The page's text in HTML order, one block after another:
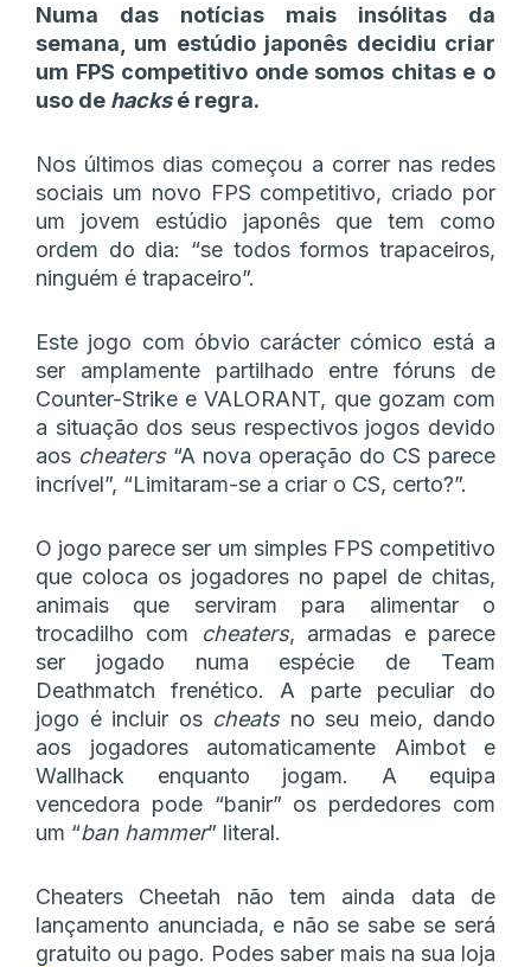
Numa das notícias mais insólitas da
semana, um estúdio japonês decidiu criar
um FPS competitivo onde somos chitas e o
uso de hacksé regra.
Nos últimos dias começou a correr nas redes
sociais um novo FPS competitivo, criado por
um jovem estúdio japonês que tem como
ordem do dia: “se todos formos trapaceiros,
ninguém é trapaceiro”.
Este jogo com óbvio carácter cómico está a
ser amplamente partilhado entre fóruns de
Counter-Strike e VALORANT, que gozam com
a situação dos seus respectivos jogos devido
aos cheaters“A nova operação do CS parece
incrível”, “Limitaram-se a criar o CS, certo?”.
O jogo parece ser um simples FPS competitivo
que coloca os jogadores no papel de chitas,
animais que serviram para alimentar o
trocadilho com
cheaters, armadas e parece
ser jogado numa espécie de Team
Deathmatch frenético. A parte peculiar do
jogo é incluir os cheatsno seu meio, dando
aos jogadores automaticamente Aimbot e
Wallhack enquanto jogam. A equipa
vencedora pode “banir” os perdedores com
um “ban hammer” literal.
Cheaters Cheetah não tem ainda data de
lançamento anunciada, e não se sabe se será
gratuito ou pago. Podes saber mais na sua loja